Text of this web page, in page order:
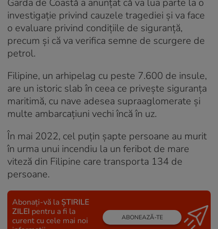
investigație privind cauzele tragediei și va face
o evaluare privind condițiile de siguranță,
precum și că va verifica semne de scurgere de
petrol.
Filipine, un arhipelag cu peste 7.600 de insule,
are un istoric slab în ceea ce privește siguranța
maritimă, cu nave adesea supraaglomerate și
multe ambarcațiuni vechi încă în uz.
În mai 2022, cel puțin șapte persoane au murit
în urma unui incendiu la un feribot de mare
viteză din Filipine care transporta 134 de
persoane.
Abonați-vă la ȘTIRILE
ZILEI pentru a fi la
curent cu cele mai noi
ABONEAZĂ-TE